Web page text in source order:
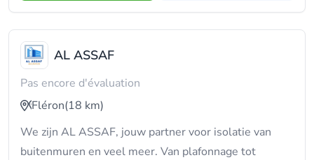
AL ASSAF
Pas encore d'évaluation
Fléron(18 km)
We zijn AL ASSAF, jouw partner voor isolatie van
buitenmuren en veel meer. Van plafonnage tot